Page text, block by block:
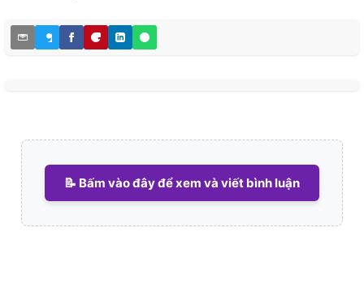
📝 Bấm vào đây để xem và viết bình luận